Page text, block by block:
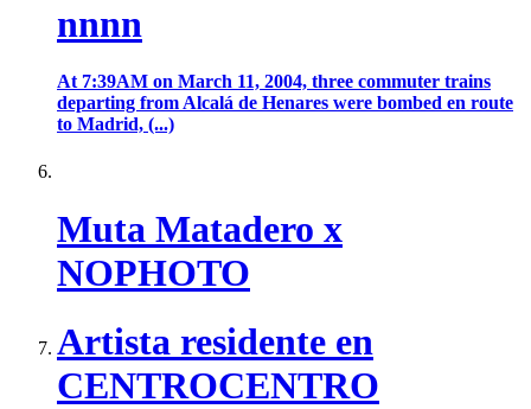
nnnn
At 7:39AM on March 11, 2004, three commuter trains
departing from Alcalá de Henares were bombed en route
to Madrid, (...)
Muta Matadero x
NOPHOTO
Artista residente en
CENTROCENTRO